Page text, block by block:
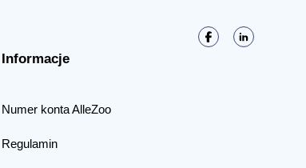
Informacje
Numer konta AlleZoo
Regulamin